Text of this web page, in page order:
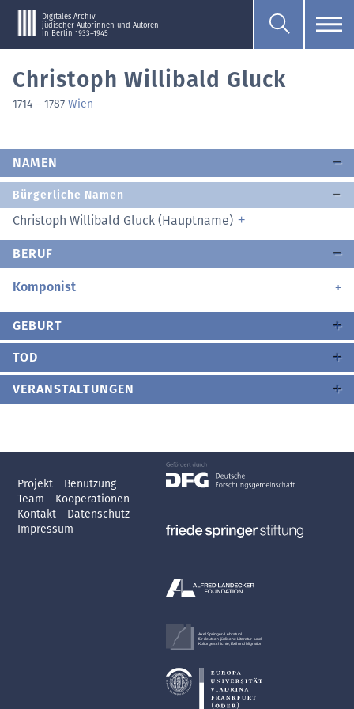
Digitales Archiv
jüdischer Autorinnen und Autoren
in Berlin 1933–1945
Christoph Willibald Gluck
1714 – 1787 Wien
NAMEN
Bürgerliche Namen
Christoph Willibald Gluck (Hauptname)
BERUF
Komponist
GEBURT
TOD
VERANSTALTUNGEN
Projekt
Benutzung
Team
Kooperationen
Kontakt
Datenschutz
Impressum
Axel Springer-Lehrstuhl
für deutsch-jüdische Literatur- und
Kulturgeschichte, Exil und Migration